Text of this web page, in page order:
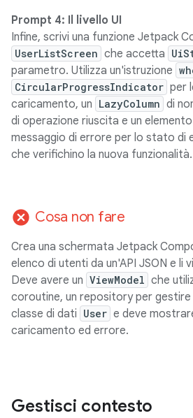
Prompt 4: Il livello UI
Infine, scrivi una funzione Jetpack
UserListScreen che accetta
parametro. Utilizza un'istruzione
CircularProgressIndicator per
caricamento, un LazyColumn di
di operazione riuscita e un elemento
messaggio di errore per lo stato di
che verifichino la nuova funzionalità.
cancel Cosa non fare
Crea una schermata Jetpack
elenco di utenti da un'API JSON e li
Deve avere un ViewModel che
coroutine, un repository per gestire
classe di dati User e deve
caricamento ed errore.
Gestisci contesto